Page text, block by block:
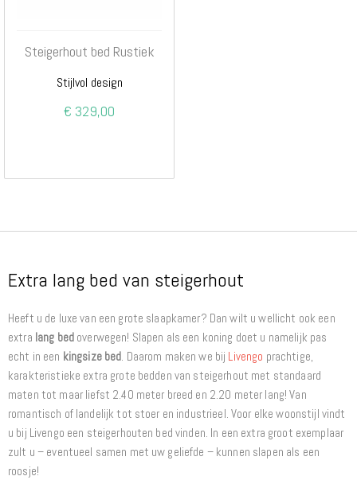
Steigerhout bed Rustiek
Stijlvol design
€ 329,00
Extra lang bed van steigerhout
Heeft u de luxe van een grote slaapkamer? Dan wilt u wellicht ook een
extra lang bedoverwegen! Slapen als een koning doet u namelijk pas
echt in een kingsize bed. Daarom maken we bij Livengo prachtige,
karakteristieke extra grote bedden van steigerhout met standaard
maten tot maar liefst 2.40 meter breed en 2.20 meter lang! Van
romantisch of landelijk tot stoer en industrieel. Voor elke woonstijl vindt
u bij Livengo een steigerhouten bed vinden. In een extra groot exemplaar
zult u – eventueel samen met uw geliefde – kunnen slapen als een
roosje!